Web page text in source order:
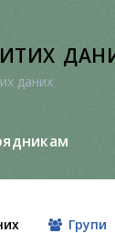
даних
Групи